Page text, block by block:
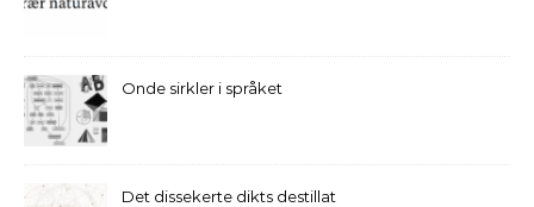
Onde sirkler i språket
Det dissekerte dikts destillat